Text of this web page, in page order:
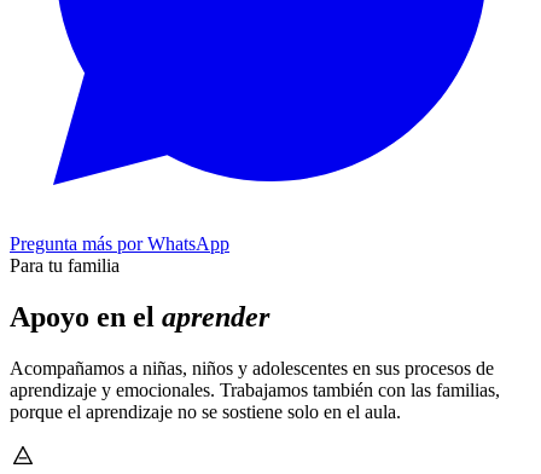
Pregunta más por WhatsApp
Para tu familia
Apoyo en el aprender
Acompañamos a niñas, niños y adolescentes en sus procesos de
aprendizaje y emocionales. Trabajamos también con las familias,
porque el aprendizaje no se sostiene solo en el aula.